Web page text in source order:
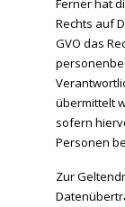
Ferner hat
Rechts auf
GVO das
übermittelt
sofern
Personen
Zur